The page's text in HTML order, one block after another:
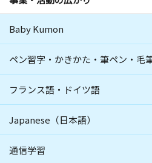
Baby Kumon
ペン習字・かきかた・筆ペン・毛
フランス語・ドイツ語
Japanese（日本語）
通信学習